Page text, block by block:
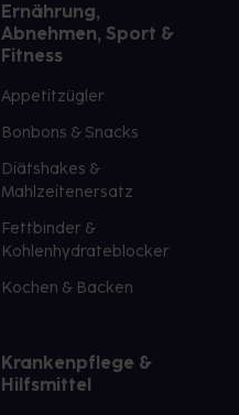
Ernährung,
Abnehmen, Sport &
Fitness
Appetitzügler
Bonbons & Snacks
Diätshakes &
Mahlzeitenersatz
Fettbinder &
Kohlenhydrateblocker
Kochen & Backen
Krankenpflege &
Hilfsmittel